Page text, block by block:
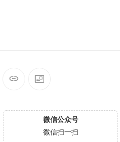
微信公众号
微信扫一扫